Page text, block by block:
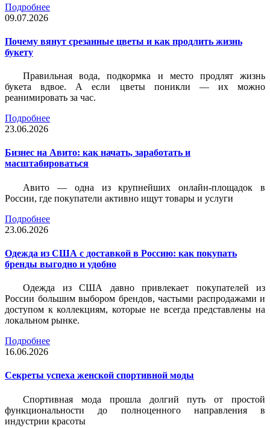
Подробнее
09.07.2026
Почему вянут срезанные цветы и как продлить жизнь
букету
Правильная вода, подкормка и место продлят жизнь
букета вдвое. А если цветы поникли — их можно
реанимировать за час.
Подробнее
23.06.2026
Бизнес на Авито: как начать, заработать и
масштабироваться
Авито — одна из крупнейших онлайн-площадок в
России, где покупатели активно ищут товары и услуги
Подробнее
23.06.2026
Одежда из США с доставкой в Россию: как покупать
бренды выгодно и удобно
Одежда из США давно привлекает покупателей из
России большим выбором брендов, частыми распродажами и
доступом к коллекциям, которые не всегда представлены на
локальном рынке.
Подробнее
16.06.2026
Секреты успеха женской спортивной моды
Спортивная мода прошла долгий путь от простой
функциональности до полноценного направления в
индустрии красоты